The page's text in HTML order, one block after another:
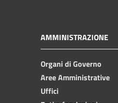
AMMINISTRAZIONE
Organi di Governo
Aree Amministrative
Uffici